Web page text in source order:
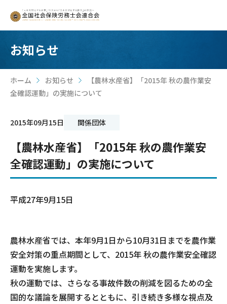
お知らせ
ホーム >
お知らせ
【農林水産省】「2015年 秋の農作業安
全確認運動」の実施について
2015年09月15日 関係団体
【農林水産省】「2015年 秋の農作業安
全確認運動」の実施について
平成27年9月15日
農林水産省では、本年9月1日から10月31日までを農作業
安全対策の重点期間として、2015年 秋の農作業安全確認
運動を実施します。
秋の運動では、さらなる事故件数の削減を図るための全
国的な議論を展開するとともに、引き続き多様な視点及